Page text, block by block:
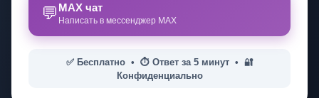
💬 MAX чат
Написать в мессенджер MAX
✅ Бесплатно • ⏱️ Ответ за 5 минут • 🔐
Конфиденциально